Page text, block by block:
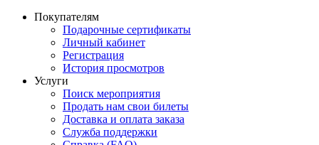
Покупателям
Подарочные сертификаты
Личный кабинет
Регистрация
История просмотров
Услуги
Поиск мероприятия
Продать нам свои билеты
Доставка и оплата заказа
Служба поддержки